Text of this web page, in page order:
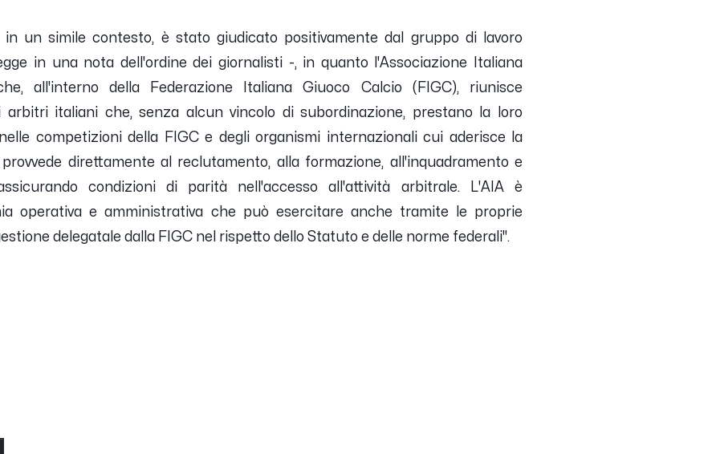
in un simile contesto, è stato giudicato positivamente dal gruppo di lavoro
in una nota dell'ordine dei giornalisti -, in quanto l'Associazione Italiana
all'interno della Federazione Italiana Giuoco Calcio (FIGC), riunisce
italiani che, senza alcun vincolo di subordinazione, prestano la loro
competizioni della FIGC e degli organismi internazionali cui aderisce la
provvede direttamente al reclutamento, alla formazione, all'inquadramento e
condizioni di parità nell'accesso all'attività arbitrale. L'AIA è
operativa e amministrativa che può esercitare anche tramite le proprie
delegatale dalla FIGC nel rispetto dello Statuto e delle norme federali".